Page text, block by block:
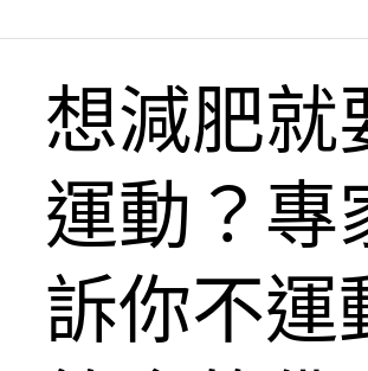
想減肥就
運動？專
訴你不運